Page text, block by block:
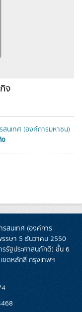
จ
นเทศ (องค์การมหาชน)
จ
รสนเทศ (องค์การ
รรษา 5 ธันวาคม 2550
รรัฐประศาสนภักดี) ชั้น 6
ขตหลักสี่ กรุงเทพฯ